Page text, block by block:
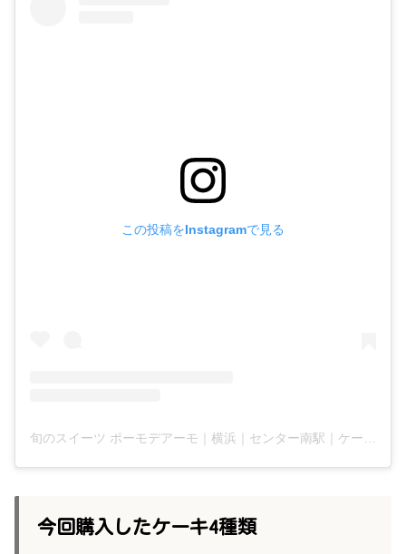
この投稿をInstagramで見る
旬のスイーツ ポーモデアーモ｜横浜｜センター南駅｜ケーキ(@pomodeamo)がシェアした投稿
今回購入したケーキ4種類